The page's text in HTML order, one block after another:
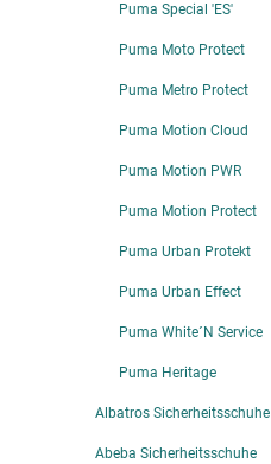
Puma Special 'ES'
Puma Moto Protect
Puma Metro Protect
Puma Motion Cloud
Puma Motion PWR
Puma Motion Protect
Puma Urban Protekt
Puma Urban Effect
Puma White´N Service
Puma Heritage
Albatros Sicherheitsschuhe
Abeba Sicherheitsschuhe